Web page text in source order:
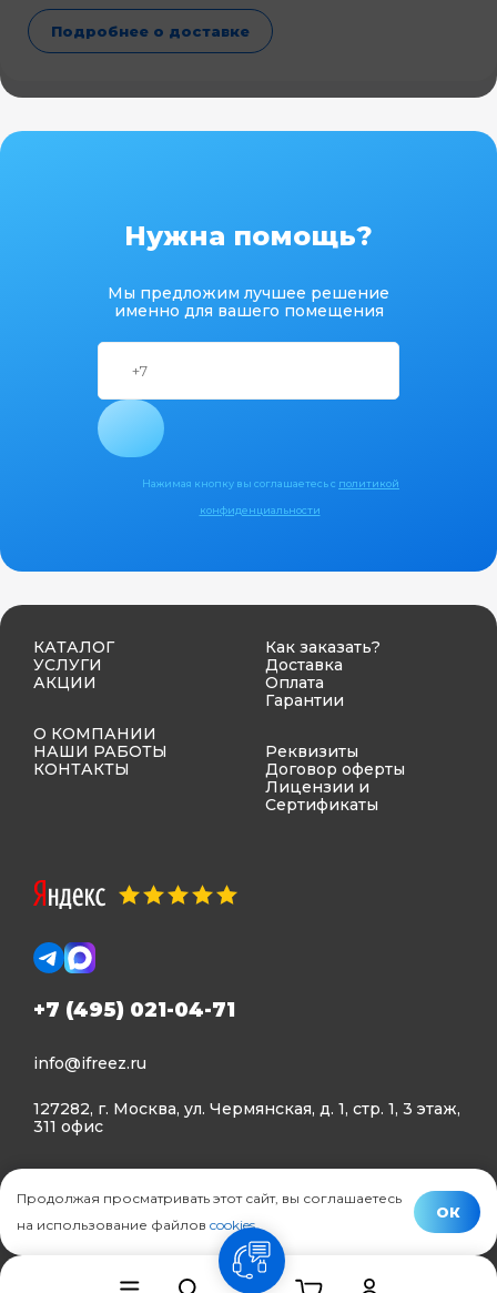
Подробнее о доставке
Нужна помощь?
Мы предложим лучшее решение
именно для вашего помещения
Нажимая кнопку вы соглашаетесь с политикой
конфиденциальности
КАТАЛОГ
УСЛУГИ
АКЦИИ
О КОМПАНИИ
НАШИ РАБОТЫ
КОНТАКТЫ
Как заказать?
Доставка
Оплата
Гарантии
Реквизиты
Договор оферты
Лицензии и
Сертификаты
+7 (495) 021-04-71
info@ifreez.ru
127282, г. Москва, ул. Чермянская, д. 1, стр. 1, 3 этаж,
311 офис
Политика конфиденциальности
© Ifreez - продажа и установка климатической техники,
связь
Продолжая просматривать этот сайт, вы соглашаетесь
на использование файлов cookies.
ОК